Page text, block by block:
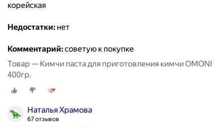
корейская
Недостатки: нет
Комментарий:советую к покупке
Товар — Кимчи паста для приготовления кимчи OMONI
400гр.
Наталья Храмова
67 отзывов